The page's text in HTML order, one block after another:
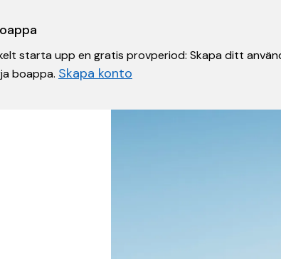
starta upp en gratis provperiod: Skapa ditt
boappa. Skapa konto